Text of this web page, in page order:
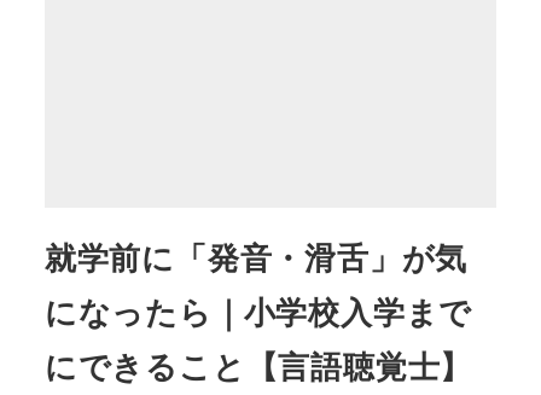
就学前に「発音・滑舌」が気
になったら｜小学校入学まで
にできること【言語聴覚士】